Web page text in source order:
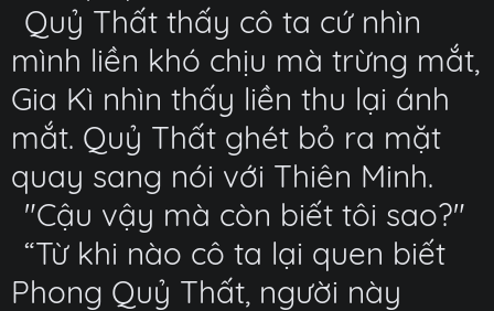
Quỷ Thất thấy cô ta cứ nhìn
mình liền khó chịu mà trừng mắt,
Gia Kì nhìn thấy liền thu lại ánh
mắt. Quỷ Thất ghét bỏ ra mặt
quay sang nói với Thiên Minh.
"Cậu vậy mà còn biết tôi sao?"
“Từ khi nào cô ta lại quen biết
Phong Quỷ Thất, người này